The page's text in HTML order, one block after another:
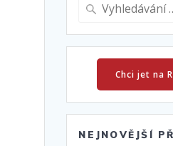
Chci jet na
NEJNOVĚJŠÍ